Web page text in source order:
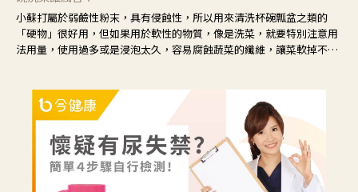
小蘇打屬於弱鹼性粉末，具有侵蝕性，所以用來清洗杯碗瓢盆之類的
「硬物」很好用，但如果用於軟性的物質，像是洗菜，就要特別注意用
法用量，使用過多或是浸泡太久，容易腐蝕蔬菜的纖維，讓菜軟掉不清